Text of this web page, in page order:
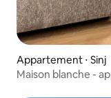
Appartement ⋅ Sinj
Maison blanche -